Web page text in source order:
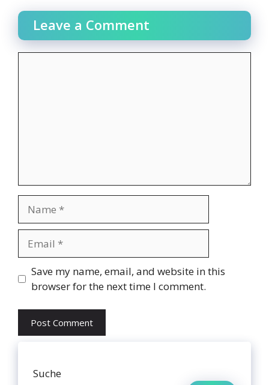
Leave a Comment
Website
Save my name, email, and website in this
browser for the next time I comment.
Suche